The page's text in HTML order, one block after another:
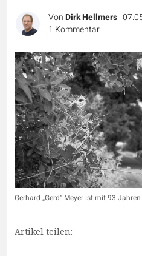
VonDirk Hellmers|
1 Kommentar
Gerhard „Gerd“ Meyer ist mit 93
Artikel teilen: